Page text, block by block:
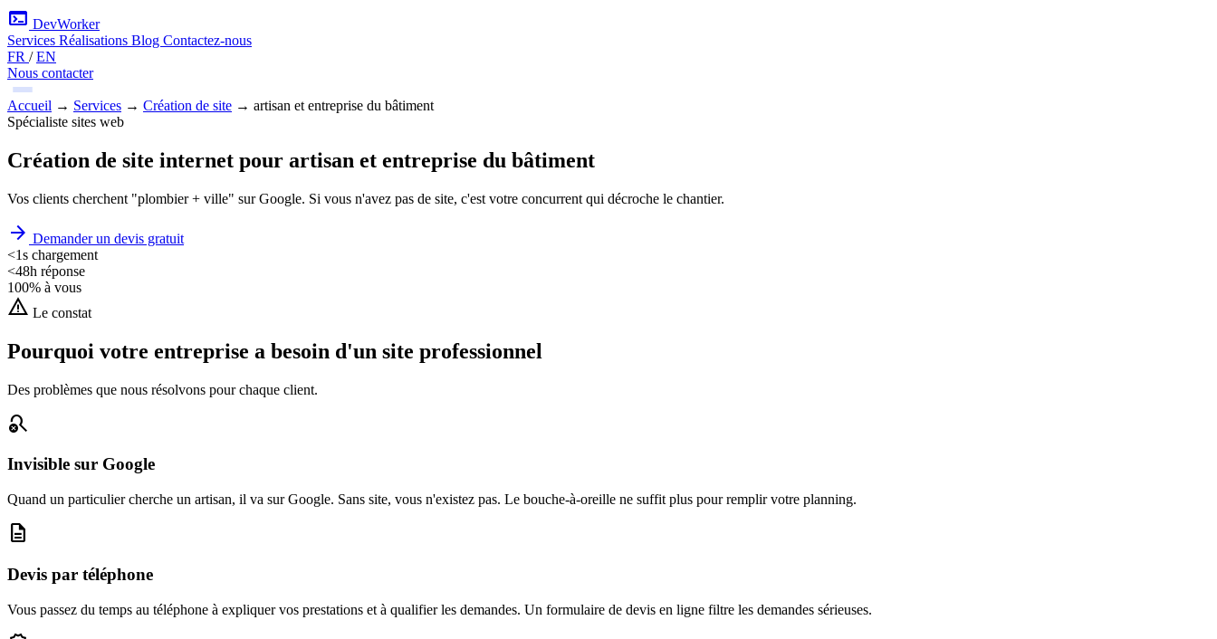
terminal DevWorker
Services Réalisations Blog Contactez-nous
FR / EN
Nous contacter
Accueil → Services → Création de site → artisan et entreprise du bâtiment
Spécialiste sites web
Création de site internet pour artisan et entreprise du bâtiment
Vos clients cherchent "plombier + ville" sur Google. Si vous n'avez pas de site, c'est votre concurrent qui décroche le chantier.
arrow_forward Demander un devis gratuit
<1s chargement
<48h réponse
100% à vous
warning Le constat
Pourquoi votre entreprise a besoin d'un site professionnel
Des problèmes que nous résolvons pour chaque client.
search_off
Invisible sur Google
Quand un particulier cherche un artisan, il va sur Google. Sans site, vous n'existez pas. Le bouche-à-oreille ne suffit plus pour remplir votre planning.
description
Devis par téléphone
Vous passez du temps au téléphone à expliquer vos prestations et à qualifier les demandes. Un formulaire de devis en ligne filtre les demandes sérieuses.